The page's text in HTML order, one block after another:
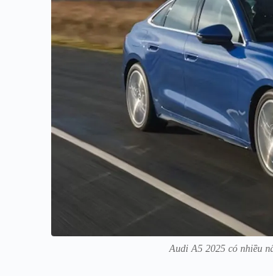
Audi A5 2025 có nhiều